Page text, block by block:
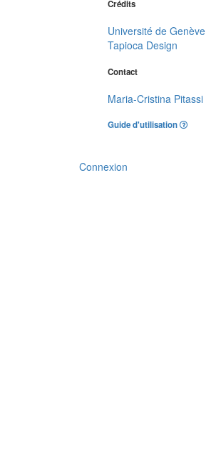
Crédits
Université de Genève
Tapioca Design
Contact
Maria-Cristina Pitassi
Guide d'utilisation
Connexion